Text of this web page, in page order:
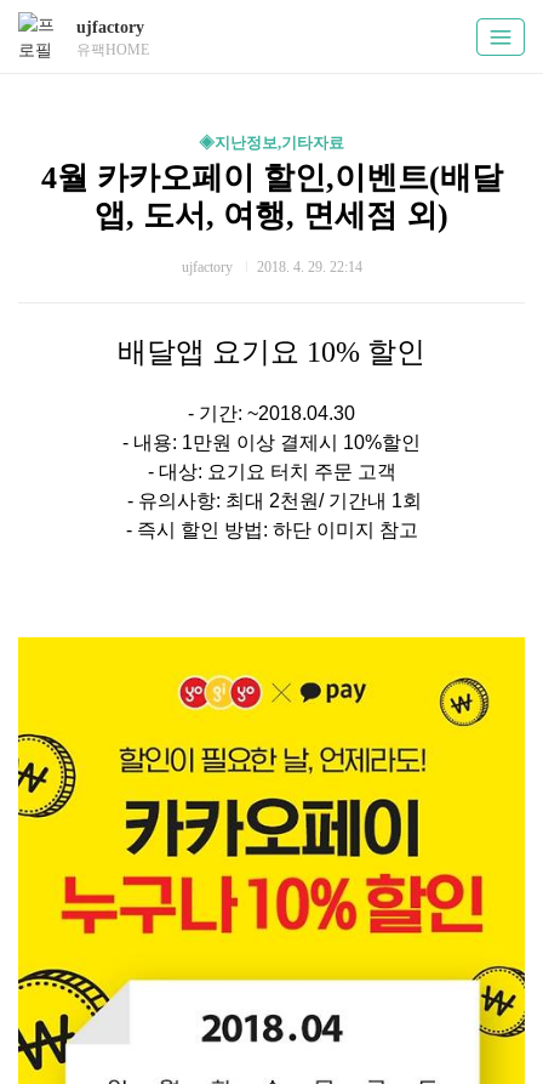
ujfactory
유팩HOME
◈지난정보,기타자료
4월 카카오페이 할인,이벤트(배달
앱, 도서, 여행, 면세점 외)
ujfactory 2018. 4. 29. 22:14
배달앱 요기요 10% 할인
- 기간: ~2018.04.30
- 내용: 1만원 이상 결제시 10%할인
- 대상: 요기요 터치 주문 고객
- 유의사항: 최대 2천원/ 기간내 1회
- 즉시 할인 방법: 하단 이미지 참고